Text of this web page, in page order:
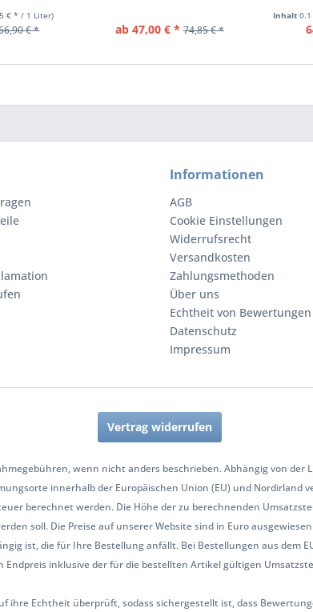
€ * / 1 Liter)
€ * ab 47,00 € * 74,85 € *
Inhalt
Informationen
AGB
Cookie Einstellungen
Widerrufsrecht
Versandkosten
Zahlungsmethoden
Über uns
Echtheit von Bewertungen
Datenschutz
Impressum
Vertrag widerrufen
wenn nicht anders beschrieben. Abhängig von der
innerhalb der Europäischen Union (EU) und Nordirland
berechnet werden. Die Höhe der zu berechnenden
soll. Die Preise auf unserer Website sind in Euro
ist, die für Ihre Bestellung anfällt. Bei Bestellungen aus dem
inklusive der für die bestellten Artikel gültigen
Echtheit überprüft, sodass sichergestellt ist, dass